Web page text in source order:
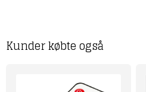
Kunder købte også